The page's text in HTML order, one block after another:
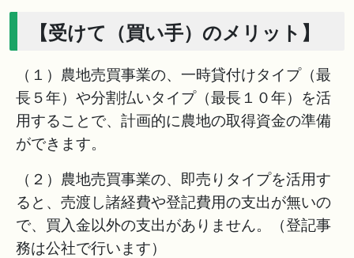
【受けて（買い手）のメリット】
（１）農地売買事業の、一時貸付けタイプ（最
長５年）や分割払いタイプ（最長１０年）を活
用することで、計画的に農地の取得資金の準備
ができます。
（２）農地売買事業の、即売りタイプを活用す
ると、売渡し諸経費や登記費用の支出が無いの
で、買入金以外の支出がありません。（登記事
務は公社で行います）